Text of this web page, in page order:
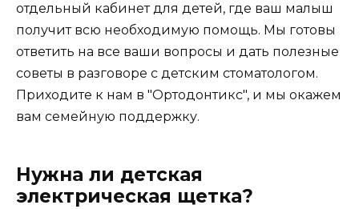
отдельный кабинет для детей, где ваш малыш
получит всю необходимую помощь. Мы готовы
ответить на все ваши вопросы и дать полезные
советы в разговоре с детским стоматологом.
Приходите к нам в "Ортодонтикс", и мы окажем
вам семейную поддержку.
Нужна ли детская
электрическая щетка?